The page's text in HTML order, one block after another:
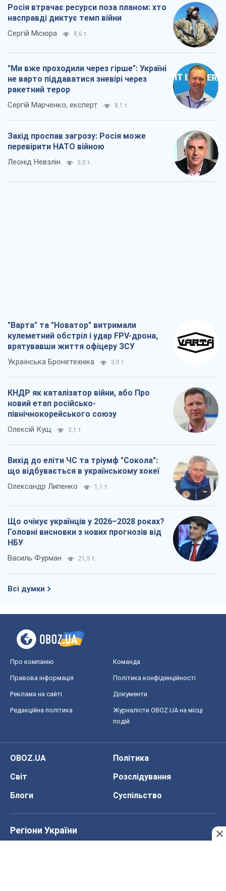
Росія втрачає ресурси поза планом: хто
насправді диктує темп війни
Сергій Місюра 8,6 т.
"Ми вже проходили через гірше": Україні
не варто піддаватися зневірі через
ракетний терор
Сергій Марченко, експерт 8,1 т.
Захід проспав загрозу: Росія може
перевірити НАТО війною
Леонід Невзлін 3,0 т.
"Варта" та "Новатор" витримали
кулеметний обстріл і удар FPV-дрона,
врятувавши життя офіцеру ЗСУ
Українська Бронетехніка 3,0 т.
КНДР як каталізатор війни, або Про
новий етап російсько-
північнокорейського союзу
Олексій Кущ 3,1 т.
Вихід до еліти ЧС та тріумф "Сокола":
що відбувається в українському хокеї
Олександр Липенко 1,1 т.
Що очікує українців у 2026–2028 роках?
Головні висновки з нових прогнозів від
НБУ
Василь Фурман 21,5 т.
Всі думки
Про компанію Команда
Правова інформація Політика конфіденційності
Реклама на сайті Документи
Редакційна політика
Журналісти OBOZ.UA на місці
подій
OBOZ.UA
Політика
Світ
Розслідування
Блоги
Суспільство
Регіони України